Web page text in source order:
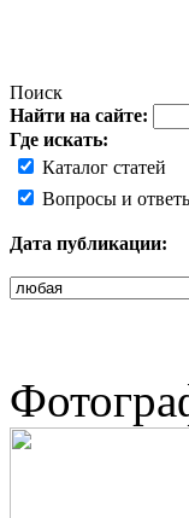
Поиск
Найти на сайте:
Где искать:
Каталог статей
Вопросы и
Дата публикации: